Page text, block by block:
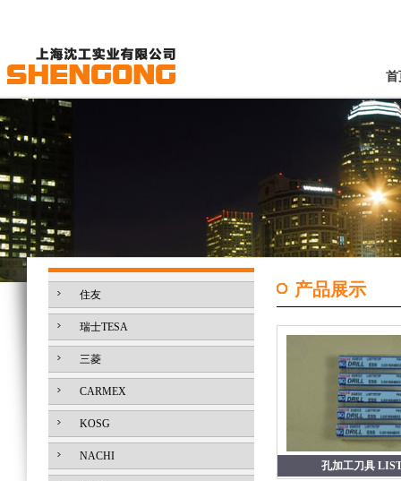
首
住友
瑞士TESA
三菱
CARMEX
KOSG
NACHI
产品展示
孔加工刀具